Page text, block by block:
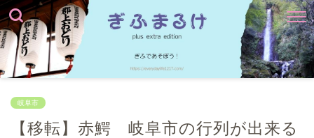
岐阜市
【移転】赤鰐 岐阜市の行列が出来る